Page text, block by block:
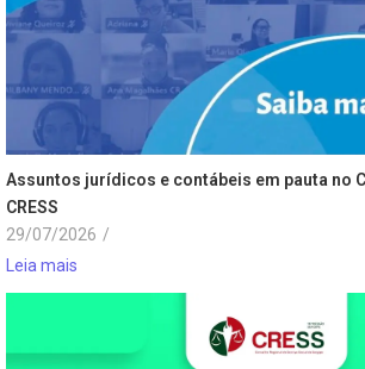
Assuntos jurídicos e contábeis em pauta no
CRESS
29/07/2026 /
Leia mais